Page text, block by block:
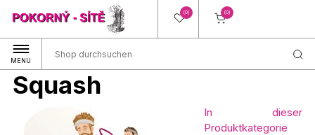
(0) (0)
MENU
Squash
In dieser
Produktkategorie